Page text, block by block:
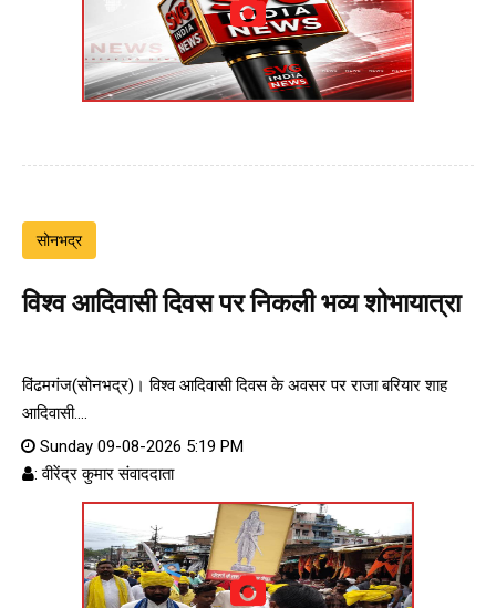
सोनभद्र
विश्व आदिवासी दिवस पर निकली भव्य शोभायात्रा
विंढमगंज(सोनभद्र)। विश्व आदिवासी दिवस के अवसर पर राजा बरियार शाह
आदिवासी....
Sunday 09-08-2026 5:19 PM
: वीरेंद्र कुमार संवाददाता